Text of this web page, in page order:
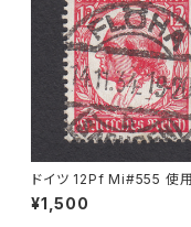
ドイツ 12Pf Mi#555 使
切手｜FLÖHA 14.11.1934
¥1,500